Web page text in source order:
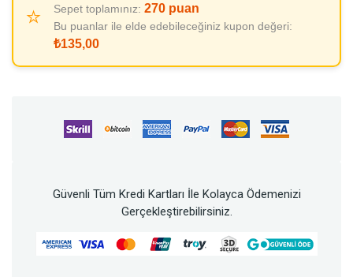
⭐
Sepet toplamınız: 270 puan
Bu puanlar ile elde edebileceğiniz kupon değeri:
₺135,00
Güvenli Tüm Kredi Kartları İle Kolayca Ödemenizi
Gerçekleştirebilirsiniz.